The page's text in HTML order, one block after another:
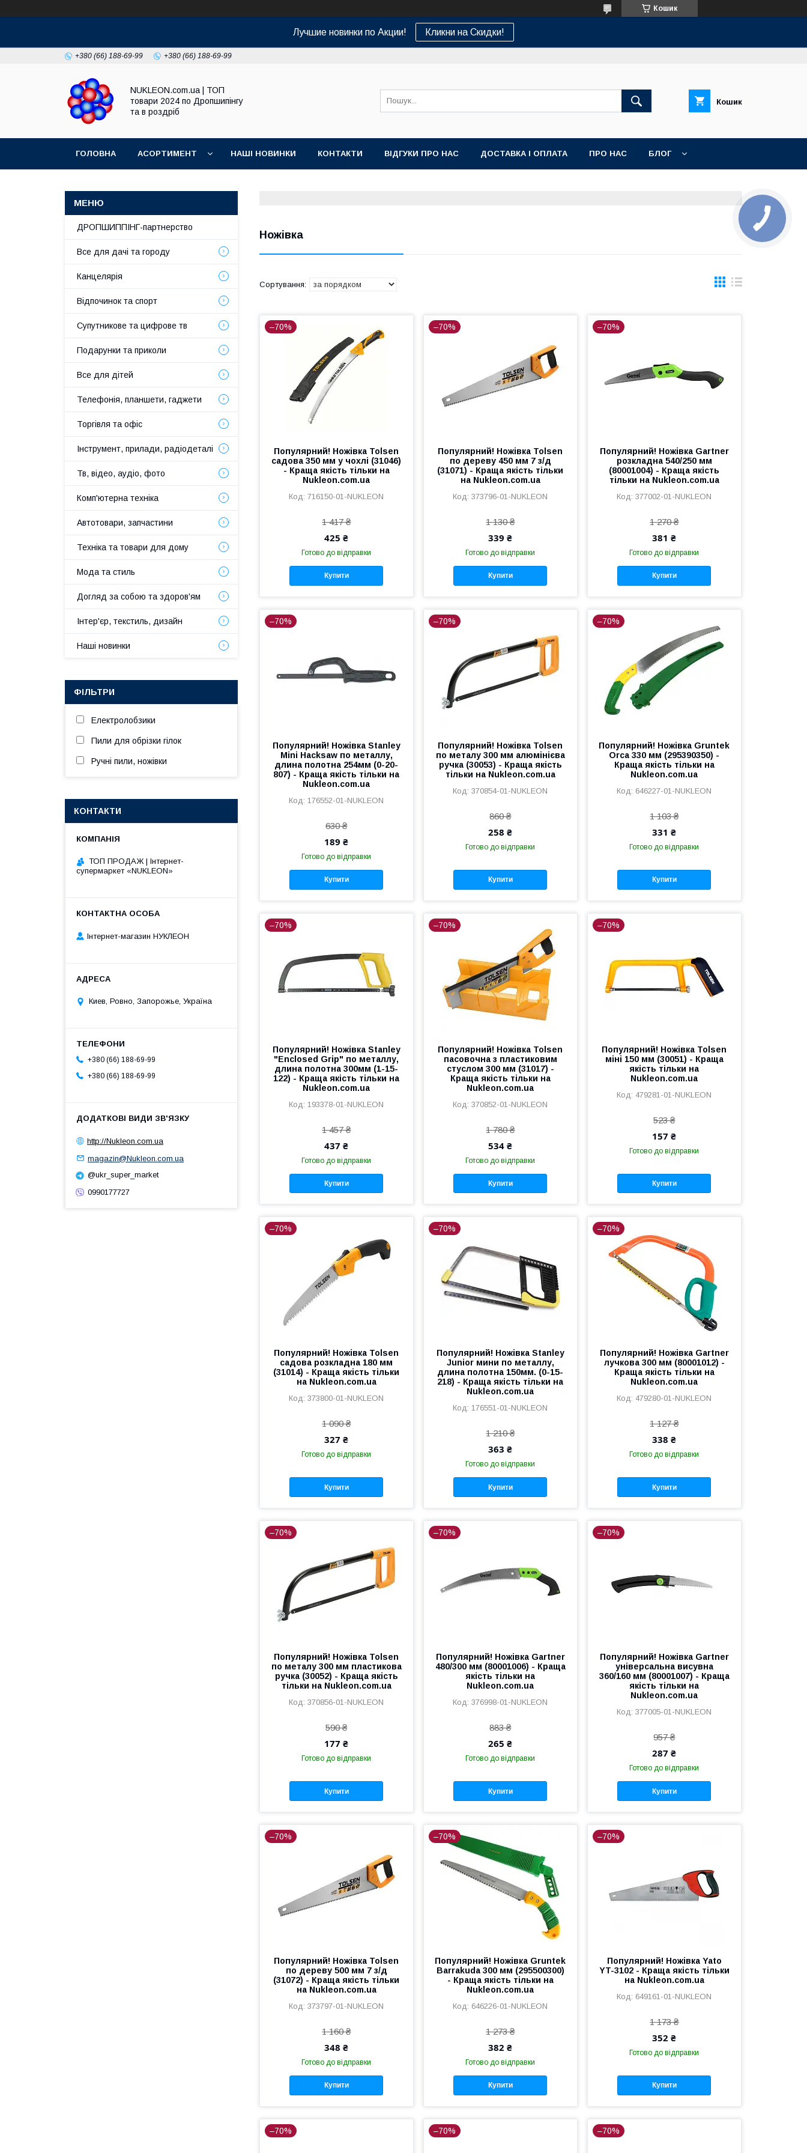
Кошик
Лучшие новинки по Акции! Кликни на Скидки!
+380 (66) 188-69-99 +380 (66) 188-69-99
NUKLEON.com.ua | ТОП
товари 2024 по Дропшипінгу
та в роздріб
Кошик
ГОЛОВНА АСОРТИМЕНТ НАШІ НОВИНКИ КОНТАКТИ ВІДГУКИ ПРО НАС ДОСТАВКА І ОПЛАТА ПРО НАС БЛОГ
Ножівка
–70%
Популярний! Ножівка Tolsen
садова 350 мм у чохлі (31046)
- Краща якість тільки на
Nukleon.com.ua
716150-01-NUKLEON
1 417 ₴
425 ₴
Готово до відправки
Купити
–70%
Популярний! Ножівка Tolsen
по дереву 450 мм 7 з/д
(31071) - Краща якість тільки
на Nukleon.com.ua
373796-01-NUKLEON
1 130 ₴
339 ₴
Готово до відправки
Купити
–70%
Популярний! Ножівка Gartner
розкладна 540/250 мм
(80001004) - Краща якість
тільки на Nukleon.com.ua
377002-01-NUKLEON
1 270 ₴
381 ₴
Готово до відправки
Купити
–70%
Популярний! Ножівка Stanley
Mini Hacksaw по металлу,
длина полотна 254мм (0-20-
807) - Краща якість тільки на
Nukleon.com.ua
176552-01-NUKLEON
630 ₴
189 ₴
Готово до відправки
Купити
–70%
Популярний! Ножівка Tolsen
по металу 300 мм алюмінієва
ручка (30053) - Краща якість
тільки на Nukleon.com.ua
370854-01-NUKLEON
860 ₴
258 ₴
Готово до відправки
Купити
–70%
Популярний! Ножівка Gruntek
Orca 330 мм (295390350) -
Краща якість тільки на
Nukleon.com.ua
646227-01-NUKLEON
1 103 ₴
331 ₴
Готово до відправки
Купити
–70%
Популярний! Ножівка Stanley
"Enclosed Grip" по металлу,
длина полотна 300мм (1-15-
122) - Краща якість тільки на
Nukleon.com.ua
193378-01-NUKLEON
1 457 ₴
437 ₴
Готово до відправки
Купити
–70%
Популярний! Ножівка Tolsen
пасовочна з пластиковим
стуслом 300 мм (31017) -
Краща якість тільки на
Nukleon.com.ua
370852-01-NUKLEON
1 780 ₴
534 ₴
Готово до відправки
Купити
–70%
Популярний! Ножівка Tolsen
міні 150 мм (30051) - Краща
якість тільки на
Nukleon.com.ua
479281-01-NUKLEON
523 ₴
157 ₴
Готово до відправки
Купити
–70%
Популярний! Ножівка Tolsen
садова розкладна 180 мм
(31014) - Краща якість тільки
на Nukleon.com.ua
373800-01-NUKLEON
1 090 ₴
327 ₴
Готово до відправки
Купити
–70%
Популярний! Ножівка Stanley
Junior мини по металлу,
длина полотна 150мм. (0-15-
218) - Краща якість тільки на
Nukleon.com.ua
176551-01-NUKLEON
1 210 ₴
363 ₴
Готово до відправки
Купити
–70%
Популярний! Ножівка Gartner
лучкова 300 мм (80001012) -
Краща якість тільки на
Nukleon.com.ua
479280-01-NUKLEON
1 127 ₴
338 ₴
Готово до відправки
Купити
–70%
Популярний! Ножівка Tolsen
по металу 300 мм пластикова
ручка (30052) - Краща якість
тільки на Nukleon.com.ua
370856-01-NUKLEON
590 ₴
177 ₴
Готово до відправки
Купити
–70%
Популярний! Ножівка Gartner
480/300 мм (80001006) - Краща
якість тільки на
Nukleon.com.ua
376998-01-NUKLEON
883 ₴
265 ₴
Готово до відправки
Купити
–70%
Популярний! Ножівка Gartner
універсальна висувна
360/160 мм (80001007) - Краща
якість тільки на
Nukleon.com.ua
377005-01-NUKLEON
957 ₴
287 ₴
Готово до відправки
Купити
–70%
Популярний! Ножівка Tolsen
по дереву 500 мм 7 з/д
(31072) - Краща якість тільки
на Nukleon.com.ua
373797-01-NUKLEON
1 160 ₴
348 ₴
Готово до відправки
Купити
–70%
Популярний! Ножівка Gruntek
Barrakuda 300 мм (295500300)
- Краща якість тільки на
Nukleon.com.ua
646226-01-NUKLEON
1 273 ₴
382 ₴
Готово до відправки
Купити
–70%
Популярний! Ножівка Yato
YT-3102 - Краща якість тільки
на Nukleon.com.ua
649161-01-NUKLEON
1 173 ₴
352 ₴
Готово до відправки
Купити
–70% –70% –70%
ДРОПШИППІНГ-партнерство
Все для дачі та городу
Канцелярія
Відпочинок та спорт
Супутникове та цифрове тв
Подарунки та приколи
Все для дітей
Телефонія, планшети, гаджети
Торгівля та офіс
Інструмент, прилади, радіодеталі
Тв, відео, аудіо, фото
Комп'ютерна техніка
Автотовари, запчастини
Техніка та товари для дому
Мода та стиль
Догляд за собою та здоров'ям
Інтер'єр, текстиль, дизайн
Наші новинки
ФІЛЬТРИ
Електролобзики
Пили для обрізки гілок
Ручні пили, ножівки
КОНТАКТИ
ТОП ПРОДАЖ | Інтернет-
супермаркет «NUKLEON»
Інтернет-магазин НУКЛЕОН
Киев, Ровно, Запорожье, Україна
+380 (66) 188-69-99
+380 (66) 188-69-99
http://Nukleon.com.ua
magazin@Nukleon.com.ua
@ukr_super_market
0990177727